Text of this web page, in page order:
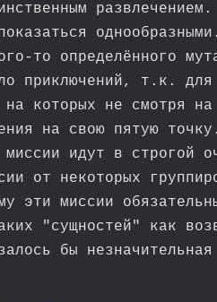
то определённого
приключений, т.к.
которых не смотря на
на свою пятую
идут в строгой
от некоторых
эти миссии
"сущностей" как
бы